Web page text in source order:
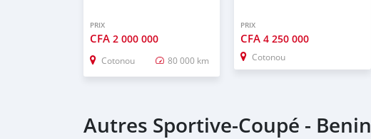
PRIX
CFA 2 000 000
Cotonou 80 000 km
PRIX
CFA4 250 000
Cotonou
Autres Sportive‒Coupé - Benin